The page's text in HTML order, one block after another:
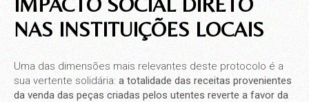
NAS INSTITUIÇÕES LOCAIS
Uma das dimensões mais relevantes deste protocolo é a
sua vertente solidária: a totalidade das receitas provenientes
da venda das peças criadas pelos utentes reverte a favor da